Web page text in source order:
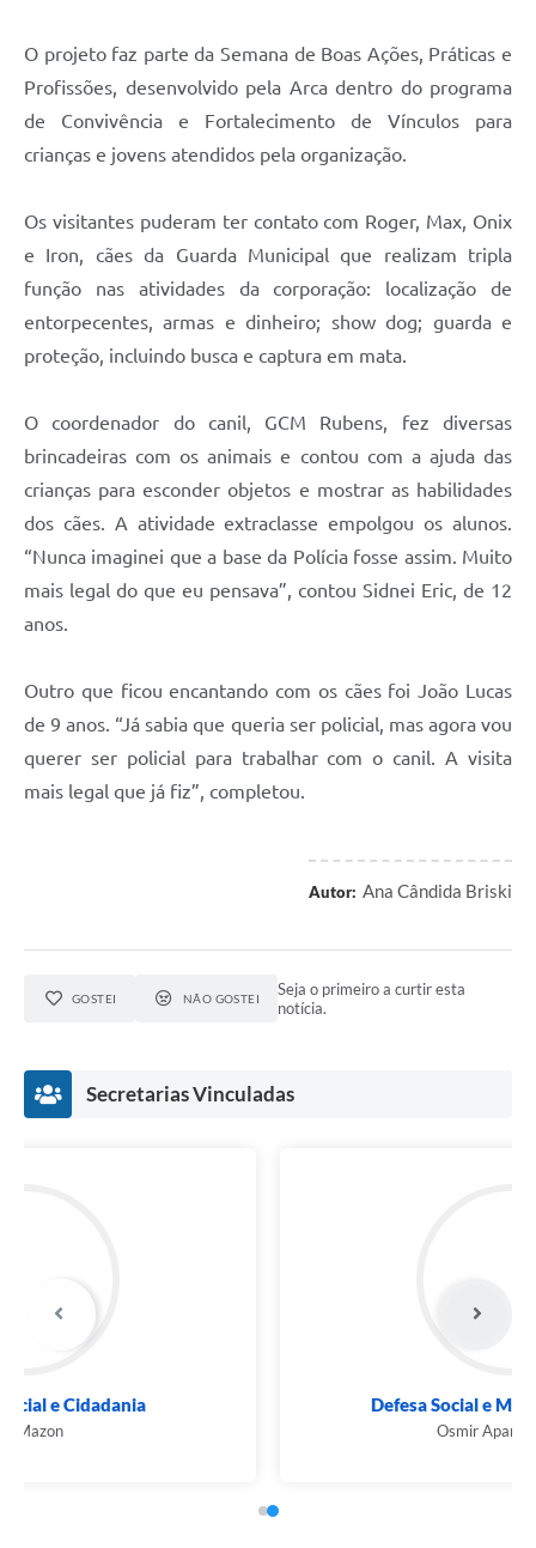
O projeto faz parte da Semana de Boas Ações, Práticas e
Profissões, desenvolvido pela Arca dentro do programa
de Convivência e Fortalecimento de Vínculos para
crianças e jovens atendidos pela organização.
Os visitantes puderam ter contato com Roger, Max, Onix
e Iron, cães da Guarda Municipal que realizam tripla
função nas atividades da corporação: localização de
entorpecentes, armas e dinheiro; show dog; guarda e
proteção, incluindo busca e captura em mata.
O coordenador do canil, GCM Rubens, fez diversas
brincadeiras com os animais e contou com a ajuda das
crianças para esconder objetos e mostrar as habilidades
dos cães. A atividade extraclasse empolgou os alunos.
“Nunca imaginei que a base da Polícia fosse assim. Muito
mais legal do que eu pensava”, contou Sidnei Eric, de 12
anos.
Outro que ficou encantando com os cães foi João Lucas
de 9 anos. “Já sabia que queria ser policial, mas agora vou
querer ser policial para trabalhar com o canil. A visita
mais legal que já fiz”, completou.
Autor: Ana Cândida Briski
GOSTEI NÃO GOSTEI
Seja o primeiro a curtir esta
notícia.
Secretarias Vinculadas
Defesa Social e Mobilidade Urbana